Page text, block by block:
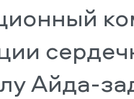
Айда-